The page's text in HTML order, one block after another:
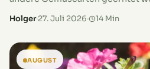
Salate und Blattgemüse liefern
Holger·27. Juli 2026· 14 Min
AUGUST